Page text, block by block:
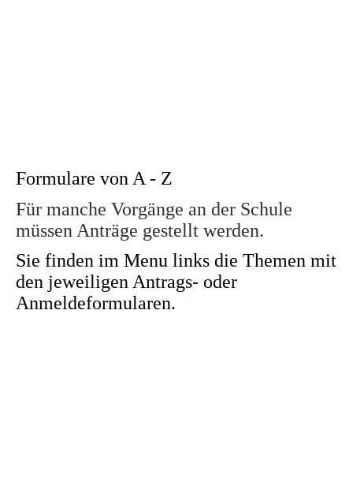
Formulare von A - Z
Für manche Vorgänge an der Schule
müssen Anträge gestellt werden.
Sie finden im Menu links die Themen mit
den jeweiligen Antrags- oder
Anmeldeformularen.